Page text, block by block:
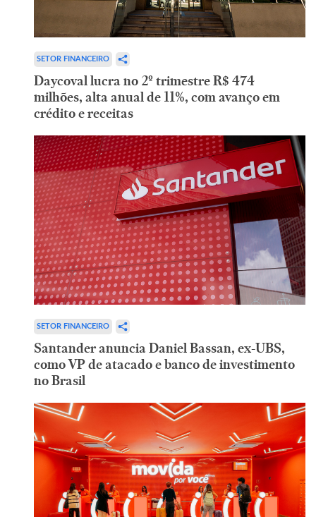
SETOR FINANCEIRO
Daycoval lucra no 2º trimestre R$ 474
milhões, alta anual de 11%, com avanço em
crédito e receitas
SETOR FINANCEIRO
Santander anuncia Daniel Bassan, ex-UBS,
como VP de atacado e banco de investimento
no Brasil